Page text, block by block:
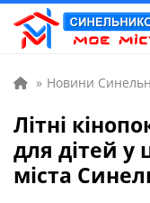
» Новини
Літні
для дітей у
міста